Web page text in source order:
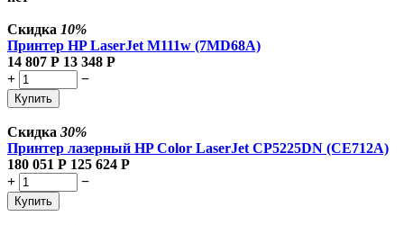
Скидка 10%
Принтер HP LaserJet M111w (7MD68A)
14 807 Р 13 348 Р
+
−
Купить
Скидка 30%
Принтер лазерный HP Color LaserJet CP5225DN (CE712A)
180 051 Р 125 624 Р
+
−
Купить